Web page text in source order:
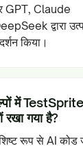
GPT, Claude
द्वारा
किया।
में
रखा गया है?
रूप से AI कोड